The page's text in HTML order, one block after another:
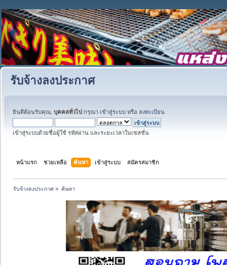
รับจ้างลงประกาศ
ยินดีต้อนรับคุณ, บุคคลทั่วไป กรุณา เข้าสู่ระบบ หรือ ลงทะเบียน
เข้าสู่ระบบด้วยชื่อผู้ใช้ รหัสผ่าน และระยะเวลาในเซสชั่น
หน้าแรก ช่วยเหลือ ค้นหา เข้าสู่ระบบ สมัครสมาชิก
รับจ้างลงประกาศ » ค้นหา